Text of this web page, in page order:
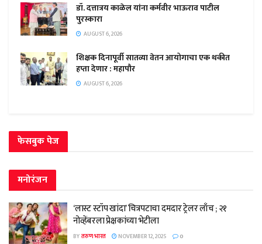
डॉ. दत्तात्रय काळेल यांना कर्मवीर भाऊराव पाटील
पुरस्कारा
AUGUST 6, 2026
शिक्षक दिनापूर्वी सातव्या वेतन आयोगाचा एक थकीत
हप्ता देणार : महापौर
AUGUST 6, 2026
फेसबुक पेज
मनोरंजन
‘लास्ट स्टॉप खांदा’ चित्रपटाचा दमदार ट्रेलर लाँच ; २१
नोव्हेंबरला प्रेक्षकांच्या भेटीला
BYतरुण भारत NOVEMBER 12, 2025 0